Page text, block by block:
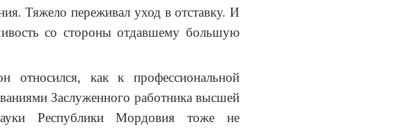
Тяжело переживал уход в отставку. И
со стороны отдавшему большую
относился, как к профессиональной
Заслуженного работника высшей
Республики Мордовия тоже не